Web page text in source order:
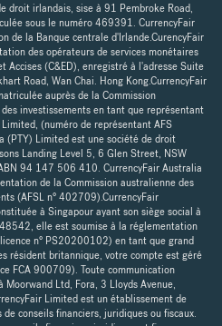
droit irlandais, sise à 91 Pembroke Road,
sous le numéro 469391. CurrencyFair
de la Banque centrale d'Irlande.CurencyFair
des opérateurs de services monétaires
Accises (C&ED), enregistré à l'adresse Suite
Road, Wan Chai. Hong Kong.CurrencyFair
auprès de la Commission
investissements en tant que représentant
(numéro de représentant AFS
Limited est une société de droit
Landing Level 5, 6 Glen Street, NSW
94 147 506 410. CurrencyFair Australia
de la Commission australienne des
(AFSL n° 402709).CurrencyFair
à Singapour ayant son siège social à
elle est soumise à la réglementation
n° PS20200102) en tant que grand
résident britannique, votre compte est géré
FCA 900709). Toute communication
Ltd, Fora, 3 Lloyds Avenue,
Limited est un établissement de
conseils financiers, juridiques ou fiscaux.